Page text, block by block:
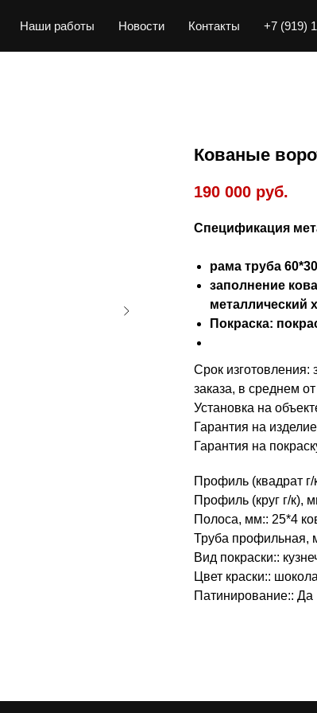
Наши работы Новости Контакты +7 (919)
Кованые
190 000 руб.
Спецификация
рама труба
заполнение
металлический
Покраска:
Срок изготовления:
заказа, в среднем
Установка на
Гарантия на
Гарантия на
Профиль (квадрат
Профиль (круг г/к),
Полоса, мм:: 25*4
Труба профильная,
Вид покраски::
Цвет краски::
Патинирование:: Да